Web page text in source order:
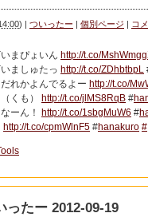
) | ついったー | 個別ページ | コ
まぴょいん http://t.co/
ましゅたっ http://t.co/ZDhbtbpL
れかよんでるよー http://t.co/
くも） http://t.co/jlMS8RqB #
ーん！ http://t.co/1sbgMuW6 #
http://t.co/cpmWlnF5 #hanakuro #
ったー 2012-09-19